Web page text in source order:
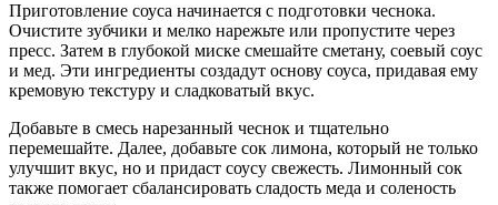
Приготовление соуса начинается с подготовки чеснока.
Очистите зубчики и мелко нарежьте или пропустите через
пресс. Затем в глубокой миске смешайте сметану, соевый соус
и мед. Эти ингредиенты создадут основу соуса, придавая ему
кремовую текстуру и сладковатый вкус.
Добавьте в смесь нарезанный чеснок и тщательно
перемешайте. Далее, добавьте сок лимона, который не только
улучшит вкус, но и придаст соусу свежесть. Лимонный сок
также помогает сбалансировать сладость меда и соленость